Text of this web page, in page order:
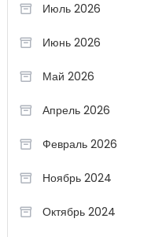
Июль 2026
Июнь 2026
Май 2026
Апрель 2026
Февраль 2026
Ноябрь 2024
Октябрь 2024